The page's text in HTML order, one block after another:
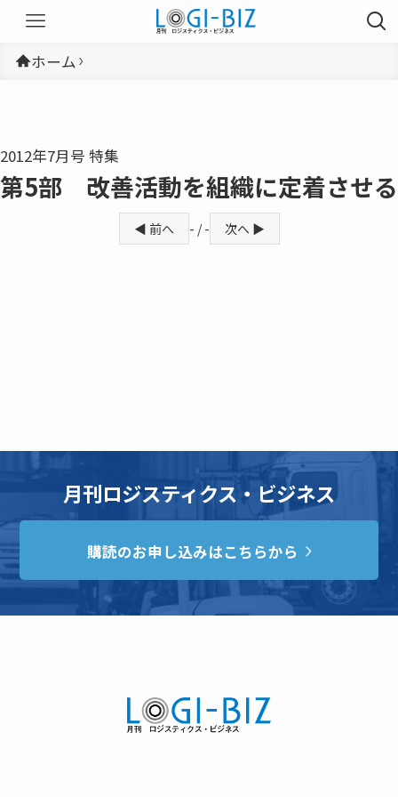
ホーム
2012年7月号 特集
第5部 改善活動を組織に定着させる
◀ 前へ - / - 次へ ▶
月刊ロジスティクス・ビジネス
購読のお申し込みはこちらから